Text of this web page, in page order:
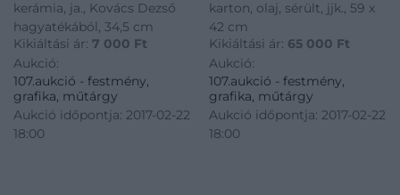
kerámia, ja., Kovács Dezső
hagyatékából, 34,5 cm
Kikiáltási ár: 7 000 Ft
Aukció:
107.aukció - festmény,
grafika, műtárgy
Aukció időpontja: 2017-02-22
18:00
karton, olaj, sérült, jjk., 59 x
42 cm
Kikiáltási ár: 65 000 Ft
Aukció:
107.aukció - festmény,
grafika, műtárgy
Aukció időpontja: 2017-02-22
18:00